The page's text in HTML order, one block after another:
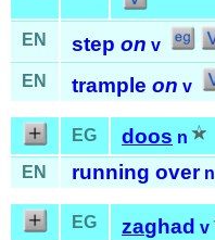
EN step on v
EN
trample on v
EG doos n
EN running over n
EG zaghad v